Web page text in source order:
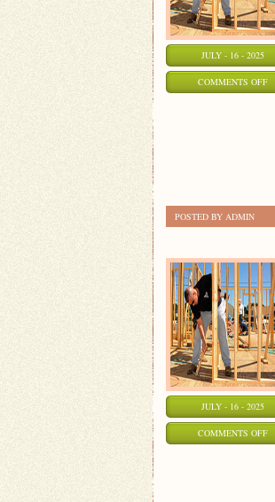
JULY - 16 - 2025
COMMENTS OFFON
POSTED BY ADMIN
JULY - 16 - 2025
COMMENTS OFFON